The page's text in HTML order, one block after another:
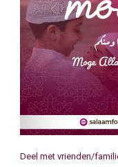
Deel met vrienden/